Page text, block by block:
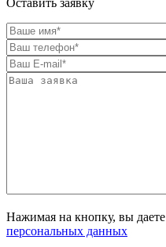
Нажимая на кнопку, вы даете
персональных данных